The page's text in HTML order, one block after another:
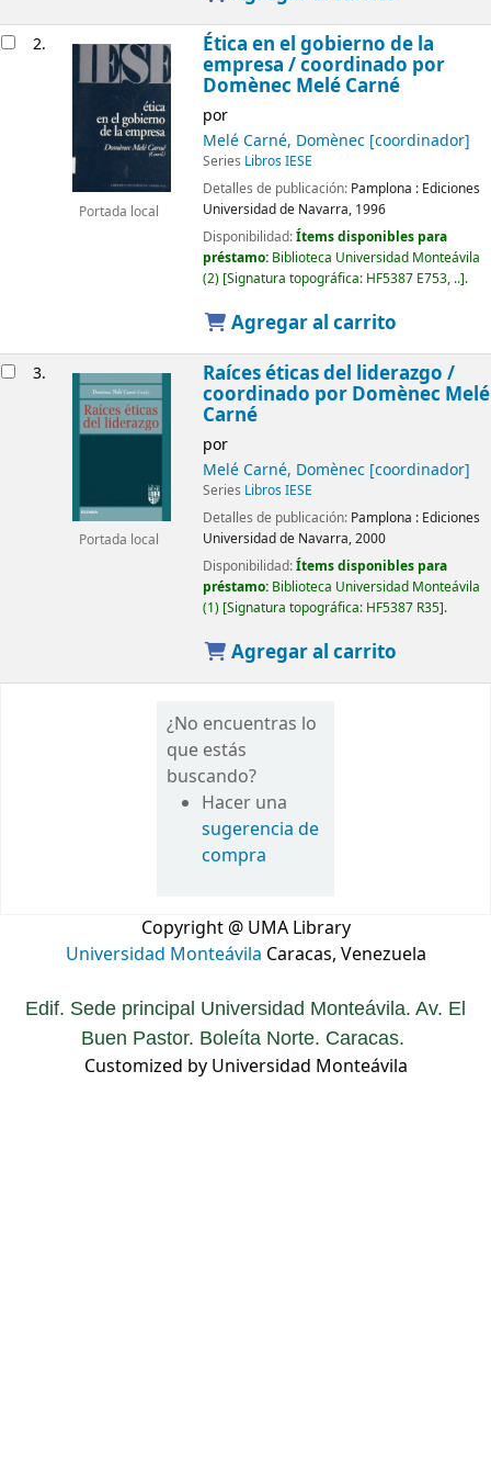
2.
Portada local
Ética en el gobierno de la
empresa /coordinado por
Domènec Melé Carné
por
Melé Carné, Domènec[coordinador]
Series Libros IESE
Detalles de publicación: Pamplona : Ediciones
Universidad de Navarra, 1996
Disponibilidad:Ítems disponibles para
préstamo: Biblioteca Universidad Monteávila
(2) Signatura topográfica: HF5387 E753, .. .
Agregar al carrito
3.
Portada local
Raíces éticas del liderazgo /
coordinado por Domènec Melé
Carné
por
Melé Carné, Domènec[coordinador]
Series Libros IESE
Detalles de publicación: Pamplona : Ediciones
Universidad de Navarra,2000
Disponibilidad:Ítems disponibles para
préstamo: Biblioteca Universidad Monteávila
(1) Signatura topográfica: HF5387 R35 .
Agregar al carrito
¿No encuentras lo
que estás
buscando?
Hacer una
sugerencia de
compra
Copyright @ UMA Library
Universidad Monteávila Caracas, Venezuela
Edif. Sede principal Universidad Monteávila. Av. El
Buen Pastor. Boleíta Norte. Caracas.
Customized by Universidad Monteávila